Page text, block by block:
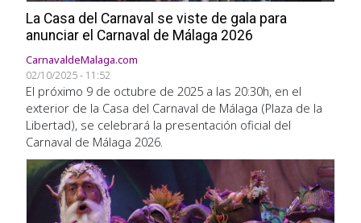
La Casa del Carnaval se viste de gala para
anunciar el Carnaval de Málaga 2026
CarnavaldeMalaga.com
02/10/2025 - 11:52
El próximo 9 de octubre de 2025 a las 20:30h, en el
exterior de la Casa del Carnaval de Málaga (Plaza de la
Libertad), se celebrará la presentación oficial del
Carnaval de Málaga 2026.